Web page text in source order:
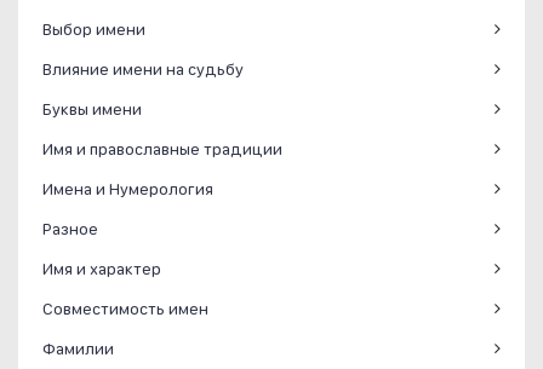
Выбор имени
Влияние имени на судьбу
Буквы имени
Имя и православные традиции
Имена и Нумерология
Разное
Имя и характер
Совместимость имен
Фамилии